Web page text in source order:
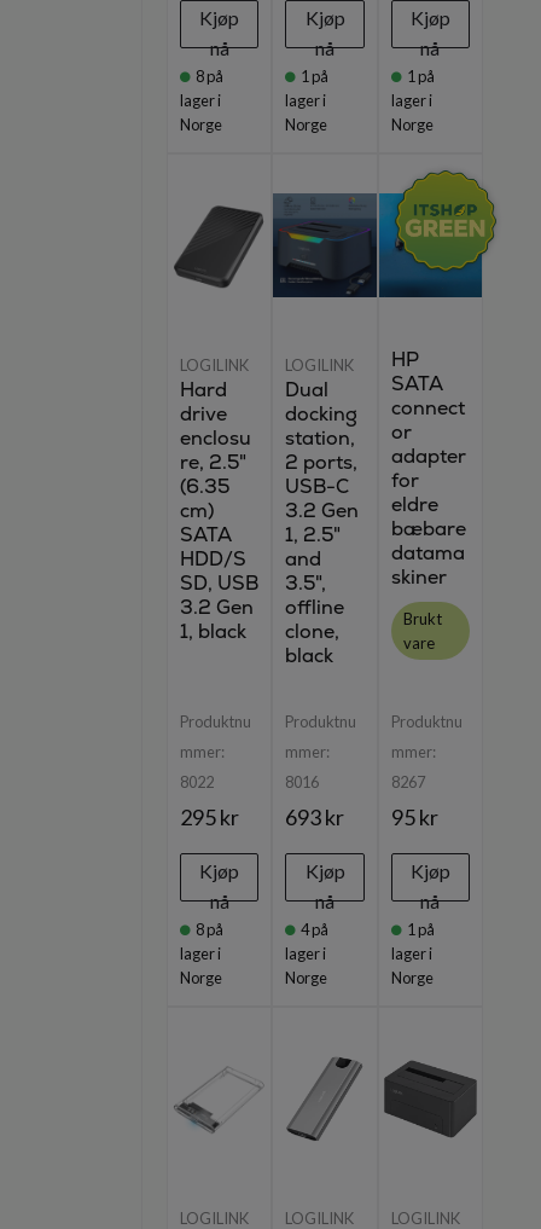
Kjøp
nå
8på
lager i
Norge
Kjøp
nå
1 på
lager i
Norge
Kjøp
nå
1 på
lager i
Norge
LOGILINK
Hard
drive
enclosu
re, 2.5"
(6.35
cm)
SATA
HDD/S
SD, USB
3.2 Gen
1, black
Produktnu
mmer:
8022
295 kr
Kjøp
nå
8på
lager i
Norge
LOGILINK
Dual
docking
station,
2 ports,
USB-C
3.2 Gen
1, 2.5"
and
3.5",
offline
clone,
black
Produktnu
mmer:
8016
693 kr
Kjøp
nå
4på
lager i
Norge
HP
SATA
connect
or
adapter
for
eldre
bæbare
datama
skiner
Brukt
vare
Produktnu
mmer:
8267
95 kr
Kjøp
nå
1 på
lager i
Norge
LOGILINK LOGILINK LOGILINK